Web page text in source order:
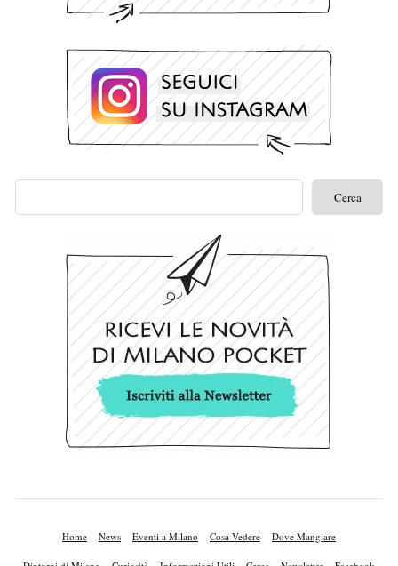
Home News Eventi a Milano Cosa Vedere Dove Mangiare